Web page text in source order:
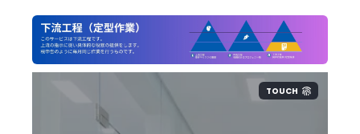
TOUCH